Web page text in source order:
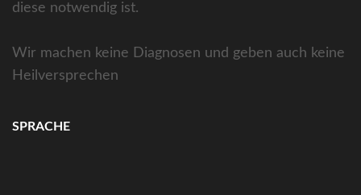
diese notwendig ist.
Wir machen keine Diagnosen und geben auch keine
Heilversprechen
SPRACHE